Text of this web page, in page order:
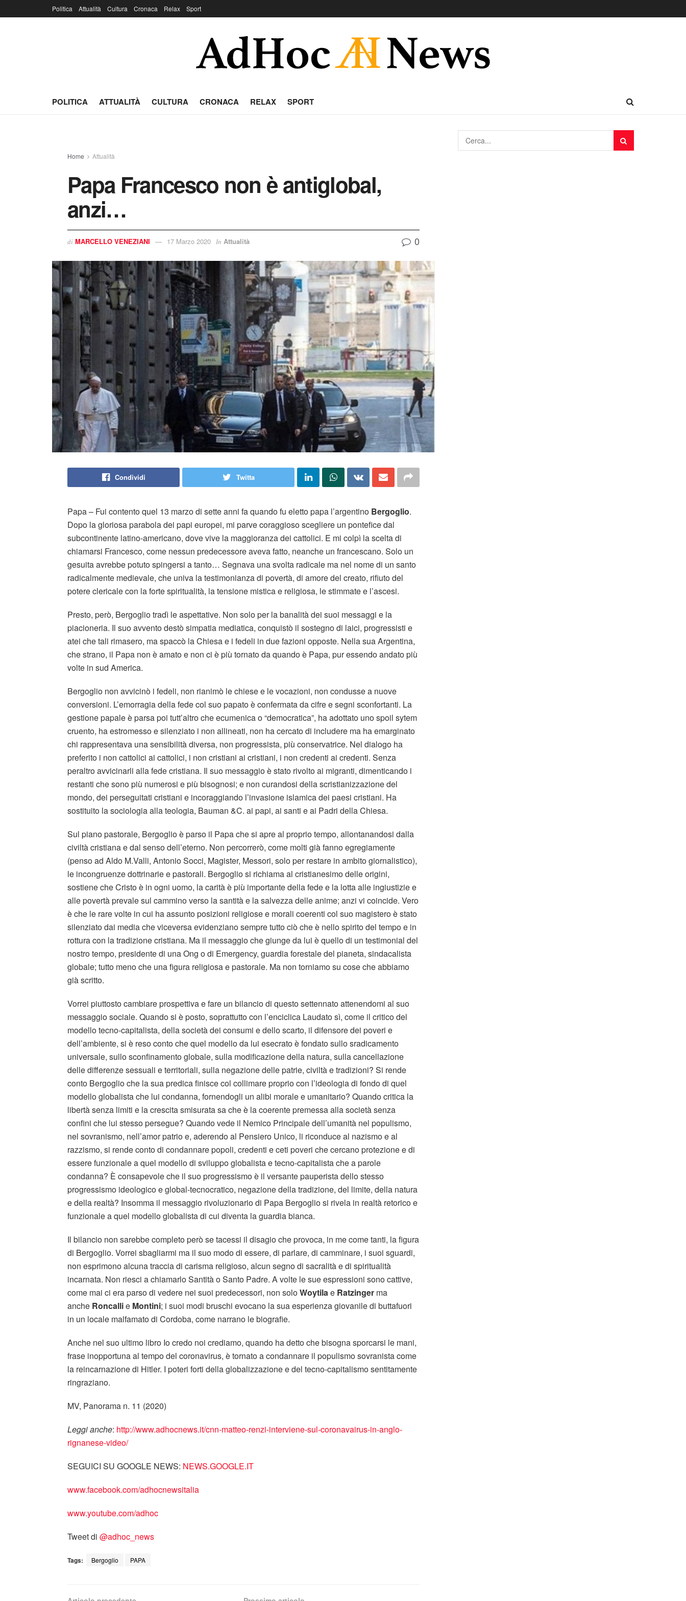
Politica Attualità Cultura Cronaca Relax Sport
POLITICA ATTUALITÀ CULTURA CRONACA RELAX SPORT
Home Attualità
Papa Francesco non è antiglobal,
anzi…
di MARCELLO VENEZIANI 17 Marzo 2020 In Attualità 0
Condividi Twitta
Papa – Fui contento quel 13 marzo di sette anni fa quando fu eletto papa l’argentino Bergoglio.
Dopo la gloriosa parabola dei papi europei, mi parve coraggioso scegliere un pontefice dal
subcontinente latino-americano, dove vive la maggioranza dei cattolici. E mi colpì la scelta di
chiamarsi Francesco, come nessun predecessore aveva fatto, neanche un francescano. Solo un
gesuita avrebbe potuto spingersi a tanto… Segnava una svolta radicale ma nel nome di un santo
radicalmente medievale, che univa la testimonianza di povertà, di amore del creato, rifiuto del
potere clericale con la forte spiritualità, la tensione mistica e religiosa, le stimmate e l’ascesi.
Presto, però, Bergoglio tradì le aspettative. Non solo per la banalità dei suoi messaggi e la
piacioneria. Il suo avvento destò simpatia mediatica, conquistò il sostegno di laici, progressisti e
atei che tali rimasero, ma spaccò la Chiesa e i fedeli in due fazioni opposte. Nella sua Argentina,
che strano, il Papa non è amato e non ci è più tornato da quando è Papa, pur essendo andato più
volte in sud America.
Bergoglio non avvicinò i fedeli, non rianimò le chiese e le vocazioni, non condusse a nuove
conversioni. L’emorragia della fede col suo papato è confermata da cifre e segni sconfortanti. La
gestione papale è parsa poi tutt’altro che ecumenica o “democratica”, ha adottato uno spoil sytem
cruento, ha estromesso e silenziato i non allineati, non ha cercato di includere ma ha emarginato
chi rappresentava una sensibilità diversa, non progressista, più conservatrice. Nel dialogo ha
preferito i non cattolici ai cattolici, i non cristiani ai cristiani, i non credenti ai credenti. Senza
peraltro avvicinarli alla fede cristiana. Il suo messaggio è stato rivolto ai migranti, dimenticando i
restanti che sono più numerosi e più bisognosi; e non curandosi della scristianizzazione del
mondo, dei perseguitati cristiani e incoraggiando l’invasione islamica dei paesi cristiani. Ha
sostituito la sociologia alla teologia, Bauman &C. ai papi, ai santi e ai Padri della Chiesa.
Sul piano pastorale, Bergoglio è parso il Papa che si apre al proprio tempo, allontanandosi dalla
civiltà cristiana e dal senso dell’eterno. Non percorrerò, come molti già fanno egregiamente
(penso ad Aldo M.Valli, Antonio Socci, Magister, Messori, solo per restare in ambito giornalistico),
le incongruenze dottrinarie e pastorali. Bergoglio si richiama al cristianesimo delle origini,
sostiene che Cristo è in ogni uomo, la carità è più importante della fede e la lotta alle ingiustizie e
alle povertà prevale sul cammino verso la santità e la salvezza delle anime; anzi vi coincide. Vero
è che le rare volte in cui ha assunto posizioni religiose e morali coerenti col suo magistero è stato
silenziato dai media che viceversa evidenziano sempre tutto ciò che è nello spirito del tempo e in
rottura con la tradizione cristiana. Ma il messaggio che giunge da lui è quello di un testimonial del
nostro tempo, presidente di una Ong o di Emergency, guardia forestale del pianeta, sindacalista
globale; tutto meno che una figura religiosa e pastorale. Ma non torniamo su cose che abbiamo
già scritto.
Vorrei piuttosto cambiare prospettiva e fare un bilancio di questo settennato attenendomi al suo
messaggio sociale. Quando si è posto, soprattutto con l’enciclica Laudato sì, come il critico del
modello tecno-capitalista, della società dei consumi e dello scarto, il difensore dei poveri e
dell’ambiente, si è reso conto che quel modello da lui esecrato è fondato sullo sradicamento
universale, sullo sconfinamento globale, sulla modificazione della natura, sulla cancellazione
delle differenze sessuali e territoriali, sulla negazione delle patrie, civiltà e tradizioni? Si rende
conto Bergoglio che la sua predica finisce col collimare proprio con l’ideologia di fondo di quel
modello globalista che lui condanna, fornendogli un alibi morale e umanitario? Quando critica la
libertà senza limiti e la crescita smisurata sa che è la coerente premessa alla società senza
confini che lui stesso persegue? Quando vede il Nemico Principale dell’umanità nel populismo,
nel sovranismo, nell’amor patrio e, aderendo al Pensiero Unico, li riconduce al nazismo e al
razzismo, si rende conto di condannare popoli, credenti e ceti poveri che cercano protezione e di
essere funzionale a quel modello di sviluppo globalista e tecno-capitalista che a parole
condanna? È consapevole che il suo progressismo è il versante pauperista dello stesso
progressismo ideologico e global-tecnocratico, negazione della tradizione, del limite, della natura
e della realtà? Insomma il messaggio rivoluzionario di Papa Bergoglio si rivela in realtà retorico e
funzionale a quel modello globalista di cui diventa la guardia bianca.
Il bilancio non sarebbe completo però se tacessi il disagio che provoca, in me come tanti, la figura
di Bergoglio. Vorrei sbagliarmi ma il suo modo di essere, di parlare, di camminare, i suoi sguardi,
non esprimono alcuna traccia di carisma religioso, alcun segno di sacralità e di spiritualità
incarnata. Non riesci a chiamarlo Santità o Santo Padre. A volte le sue espressioni sono cattive,
come mai ci era parso di vedere nei suoi predecessori, non soloWoytilae Ratzinger ma
anche Roncallie Montini; i suoi modi bruschi evocano la sua esperienza giovanile di buttafuori
in un locale malfamato di Cordoba, come narrano le biografie.
Anche nel suo ultimo libro Io credo noi crediamo, quando ha detto che bisogna sporcarsi le mani,
frase inopportuna al tempo del coronavirus, è tornato a condannare il populismo sovranista come
la reincarnazione di Hitler. I poteri forti della globalizzazione e del tecno-capitalismo sentitamente
ringraziano.
MV, Panorama n. 11 (2020)
Leggi anche: http://www.adhocnews.it/cnn-matteo-renzi-interviene-sul-coronavairus-in-anglo-
rignanese-video/
SEGUICI SU GOOGLE NEWS: NEWS.GOOGLE.IT
www.facebook.com/adhocnewsitalia
www.youtube.com/adhoc
Tweet di ‎@adhoc_news
Tags: Bergoglio PAPA